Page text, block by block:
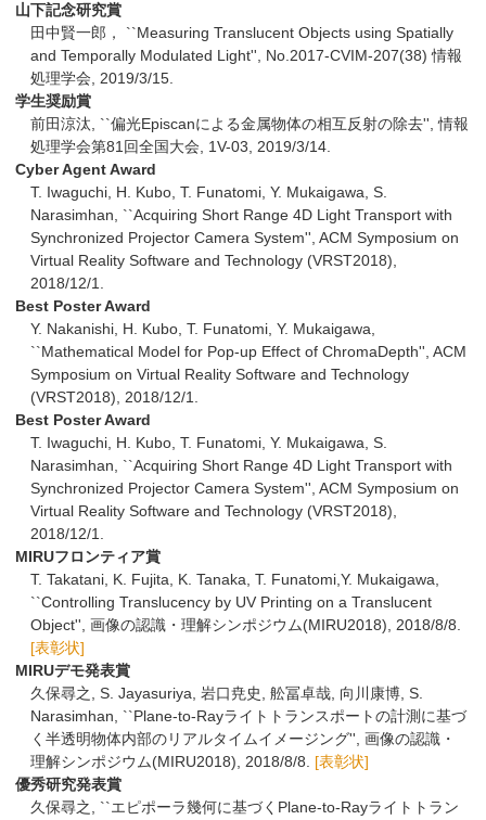
山下記念研究賞
田中賢一郎， ``Measuring Translucent Objects using Spatially
and Temporally Modulated Light'', No.2017-CVIM-207(38) 情報
処理学会, 2019/3/15.
学生奨励賞
前田涼汰, ``偏光Episcanによる金属物体の相互反射の除去'', 情報
処理学会第81回全国大会, 1V-03, 2019/3/14.
Cyber Agent Award
T. Iwaguchi, H. Kubo, T. Funatomi, Y. Mukaigawa, S.
Narasimhan, ``Acquiring Short Range 4D Light Transport with
Synchronized Projector Camera System'', ACM Symposium on
Virtual Reality Software and Technology (VRST2018),
2018/12/1.
Best Poster Award
Y. Nakanishi, H. Kubo, T. Funatomi, Y. Mukaigawa,
``Mathematical Model for Pop-up Effect of ChromaDepth'', ACM
Symposium on Virtual Reality Software and Technology
(VRST2018), 2018/12/1.
Best Poster Award
T. Iwaguchi, H. Kubo, T. Funatomi, Y. Mukaigawa, S.
Narasimhan, ``Acquiring Short Range 4D Light Transport with
Synchronized Projector Camera System'', ACM Symposium on
Virtual Reality Software and Technology (VRST2018),
2018/12/1.
MIRUフロンティア賞
T. Takatani, K. Fujita, K. Tanaka, T. Funatomi,Y. Mukaigawa,
``Controlling Translucency by UV Printing on a Translucent
Object'', 画像の認識・理解シンポジウム(MIRU2018), 2018/8/8.
[表彰状]
MIRUデモ発表賞
久保尋之, S. Jayasuriya, 岩口尭史, 舩冨卓哉, 向川康博, S.
Narasimhan, ``Plane-to-Rayライトトランスポートの計測に基づ
く半透明物体内部のリアルタイムイメージング'', 画像の認識・
理解シンポジウム(MIRU2018), 2018/8/8. [表彰状]
優秀研究発表賞
久保尋之, ``エピポーラ幾何に基づくPlane-to-Rayライトトラン